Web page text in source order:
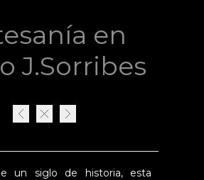
en
J.Sorribes
un siglo de historia, esta